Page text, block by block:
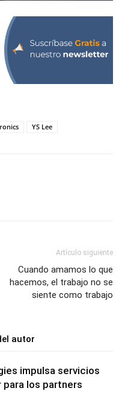
YS Lee
Artículo siguiente
Cuando amamos lo que
hacemos, el trabajo no se
siente como trabajo
autor
impulsa servicios
para los partners